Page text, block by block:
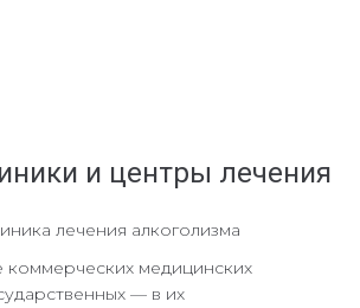
и центры лечения
медицинских
— в их